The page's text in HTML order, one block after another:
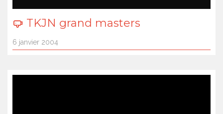
TKJN grand masters
6 janvier 2004